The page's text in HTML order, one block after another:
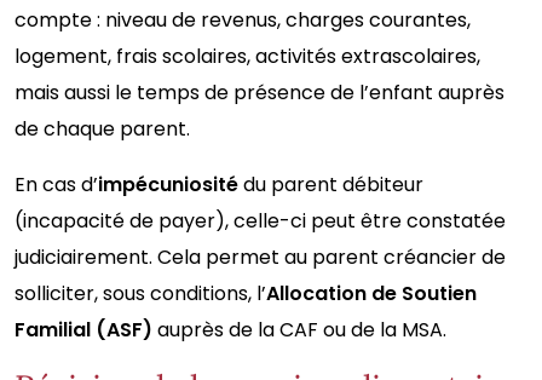
compte : niveau de revenus, charges courantes,
logement, frais scolaires, activités extrascolaires,
mais aussi le temps de présence de l’enfant auprès
de chaque parent.
En cas d’impécuniositédu parent débiteur
(incapacité de payer), celle-ci peut être constatée
judiciairement. Cela permet au parent créancier de
solliciter, sous conditions, l’Allocation de Soutien
Familial (ASF) auprès de la CAF ou de la MSA.